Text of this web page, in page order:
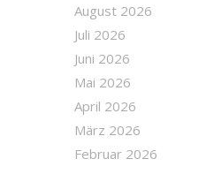
August 2026
Juli 2026
Juni 2026
Mai 2026
April 2026
März 2026
Februar 2026